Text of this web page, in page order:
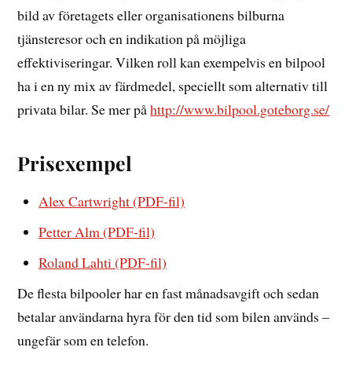
bild av företagets eller organisationens bilburna
tjänsteresor och en indikation på möjliga
effektiviseringar. Vilken roll kan exempelvis en bilpool
ha i en ny mix av färdmedel, speciellt som alternativ till
privata bilar. Se mer påhttp://www.bilpool.goteborg.se/
Prisexempel
Alex Cartwright (PDF-fil)
Petter Alm (PDF-fil)
Roland Lahti (PDF-fil)
De flesta bilpooler har en fast månadsavgift och sedan
betalar användarna hyra för den tid som bilen används –
ungefär som en telefon.